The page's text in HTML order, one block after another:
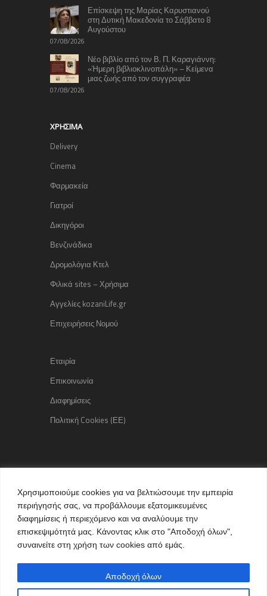
Χρησιμοποιούμε cookies για να βελτιώσουμε την εμπειρία
περιήγησής σας, να προβάλλουμε εξατομικευμένες
διαφημίσεις ή περιεχόμενο και να αναλύουμε την
επισκεψιμότητά μας. Κάνοντας κλικ στο "Αποδοχή όλων",
συναινείτε στη χρήση των cookies από εμάς.
Αποδοχή όλων
Επίσκεψη της Μαρίας Καρυστιανού
στη Δυτική Μακεδονία το Σάββατο 8
Αυγούστου
07/08/2026
Νέο βιβλίο από τον Β. Π. Καραγιάννη:
«Ήμερη βιβλιοκλινοπάλη» – Κείμενα
μιας ζωής από τον συγγραφέα
07/08/2026
ΧΡΉΣΙΜΑ
Delivery
Cinema
Φαρμακεία
Γιατροί
Δικηγόροι
Βενζινάδικα
Δρομολόγια Κτελ
Φιλικά sites – Χρήσιμα
Αγγελίες kozaniLife.gr
Επιχειρήσεις Νομού
Εταιρία
Επικοινωνία
Διαφημίσεις
Πολιτική Cookies (ΕΕ)
Copyright © 2015 kozaniLife.gr
All Rights reserved
Internet Services & Advertisement
by kozaniLife.gr